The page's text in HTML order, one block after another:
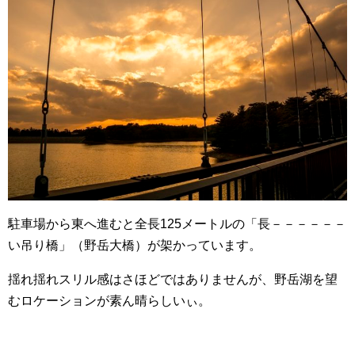
駐車場から東へ進むと全長125メートルの「長－－－－－－
い吊り橋」（野岳大橋）が架かっています。
揺れ揺れスリル感はさほどではありませんが、野岳湖を望
むロケーションが素ん晴らしいぃ。